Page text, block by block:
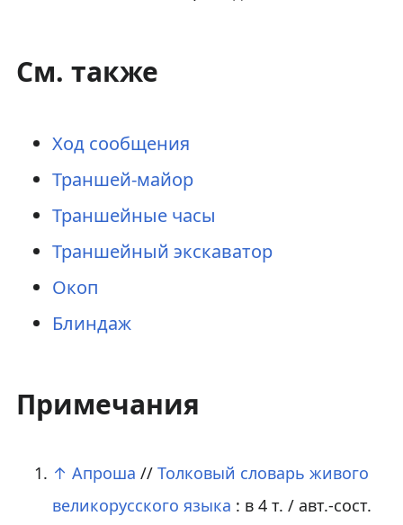
См. также
Ход сообщения
Траншей-майор
Траншейные часы
Траншейный экскаватор
Окоп
Блиндаж
Примечания
↑ Апроша // Толковый словарь живого
великорусского языка : в 4 т. / авт.-сост.